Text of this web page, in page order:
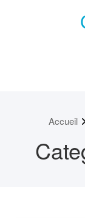
Accueil